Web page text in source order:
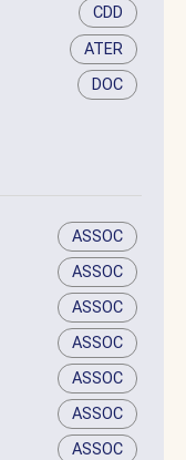
CDD
ATER
DOC
ASSOC
ASSOC
ASSOC
ASSOC
ASSOC
ASSOC
ASSOC